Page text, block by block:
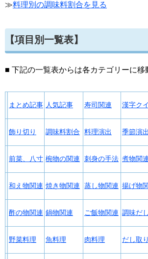
≫料理別の調味料割合を見る
【項目別一覧表】
■ 下記の一覧表からは各カテゴリーに移
まとめ記事 人気記事 寿司関連 漢字ク
飾り切り 調味料割合 料理演出 季節演
前菜、八寸 椀物の関連 刺身の手法 煮物関
和え物関連 焼き物関連 蒸し物関連 揚げ物
酢の物関連 鍋物関連 ご飯物関連 調味だし
野菜料理 魚料理 肉料理 だし取り